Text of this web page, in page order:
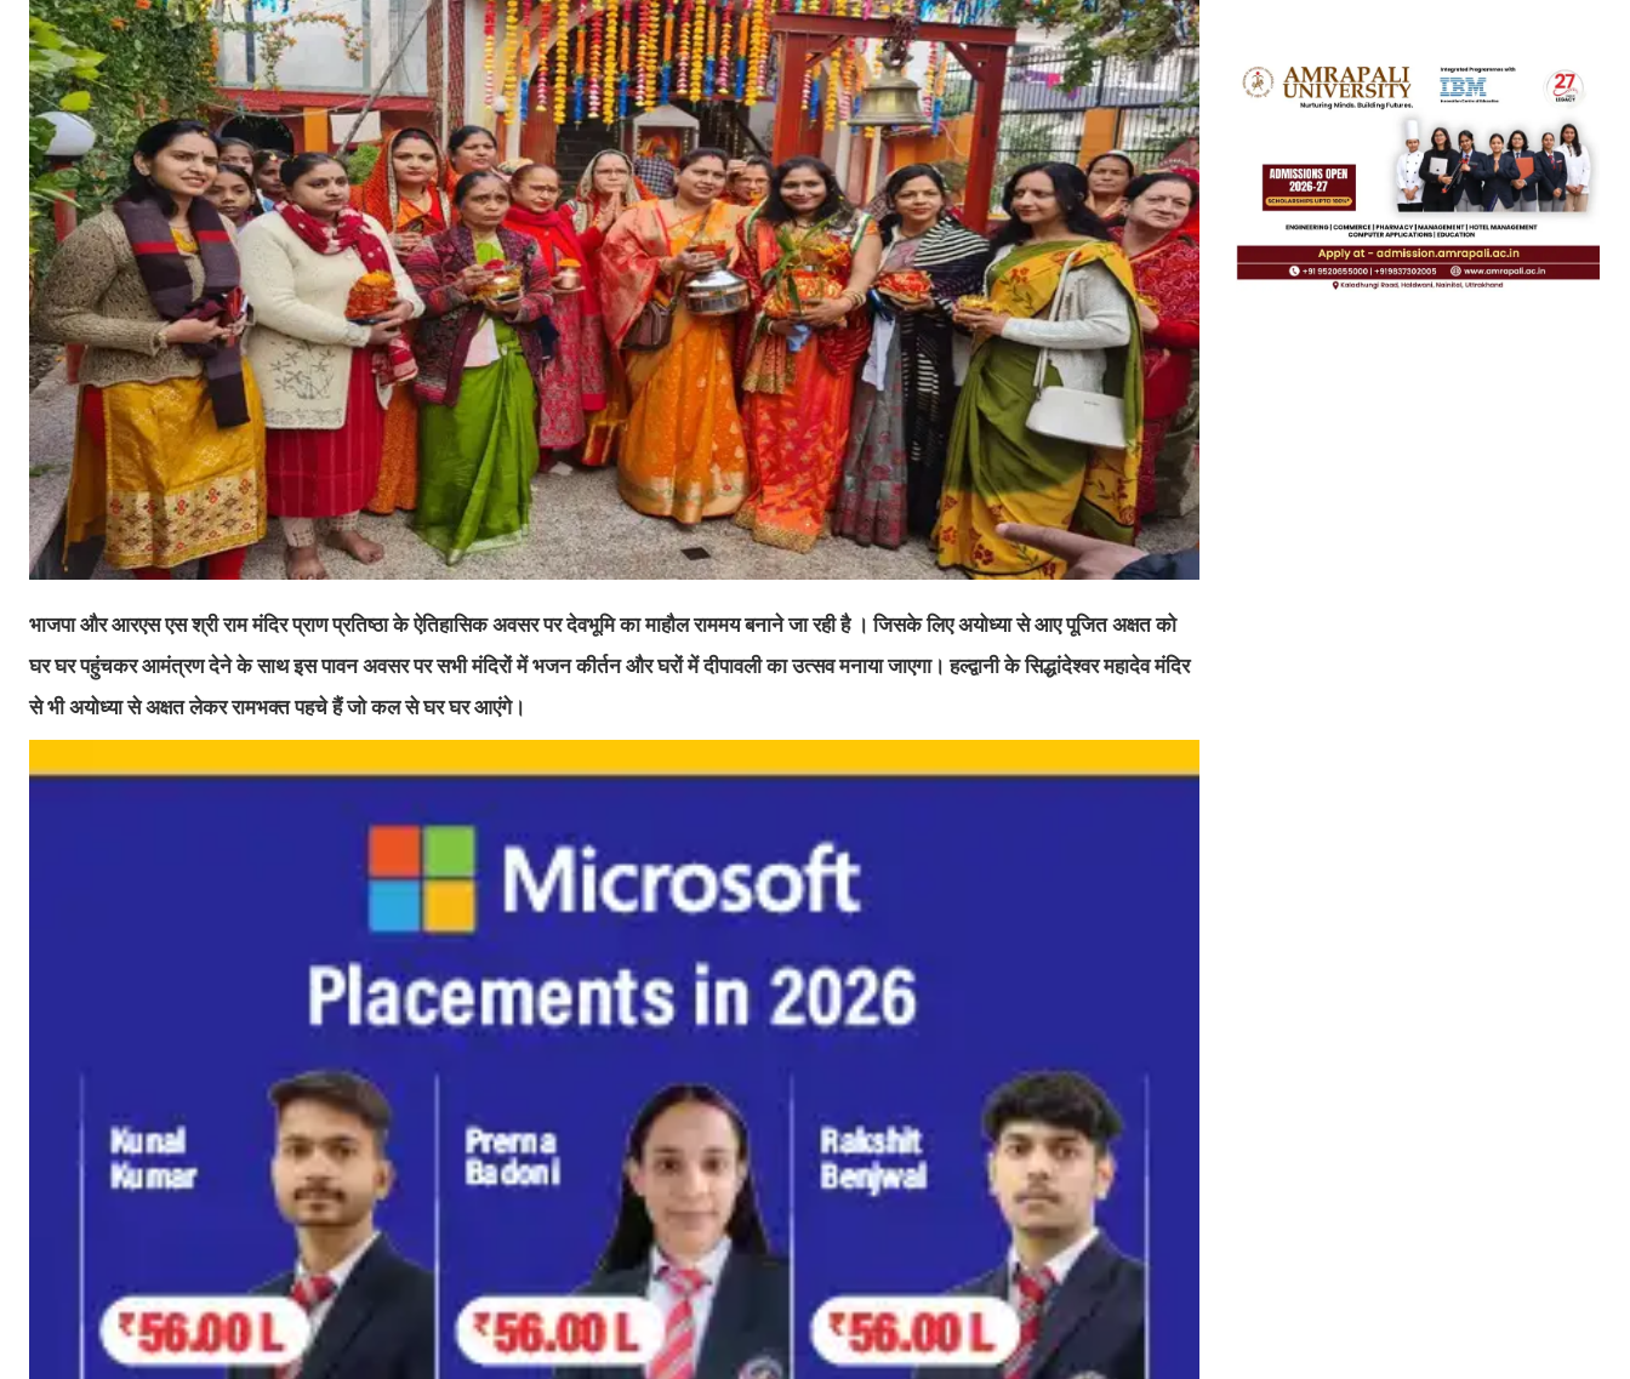
भाजपा और आरएस एस श्री राम मंदिर प्राण प्रतिष्ठा के ऐतिहासिक अवसर पर देवभूमि का माहौल राममय बनाने जा रही है । जिसके लिए अयोध्या से आए पूजित अक्षत को
घर घर पहुंचकर आमंत्रण देने के साथ इस पावन अवसर पर सभी मंदिरों में भजन कीर्तन और घरों में दीपावली का उत्सव मनाया जाएगा। हल्द्वानी के सिद्धांदेश्वर महादेव मंदिर
से भी अयोध्या से अक्षत लेकर रामभक्त पहचे हैं जो कल से घर घर आएंगे।